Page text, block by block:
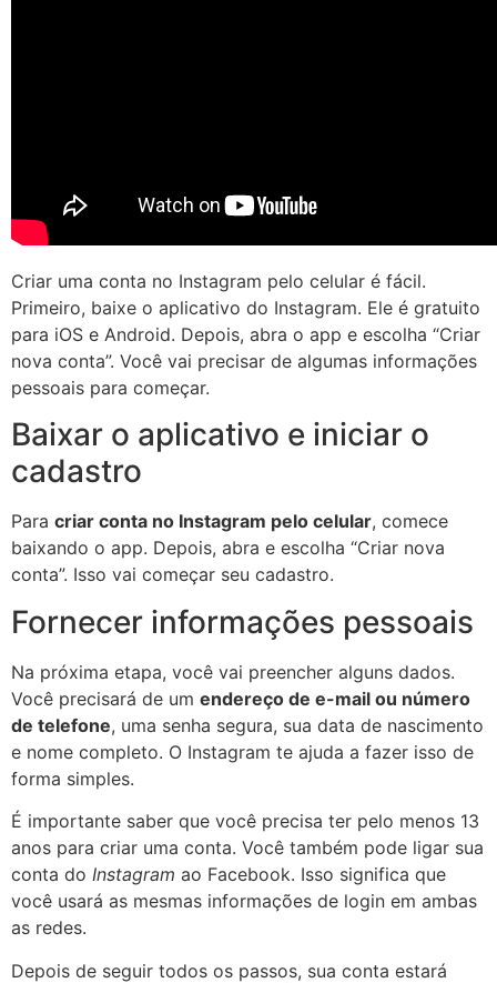
Criar uma conta no Instagram pelo celular é fácil.
Primeiro, baixe o aplicativo do Instagram. Ele é gratuito
para iOS e Android. Depois, abra o app e escolha “Criar
nova conta”. Você vai precisar de algumas informações
pessoais para começar.
Baixar o aplicativo e iniciar o
cadastro
Para criar conta no Instagram pelo celular, comece
baixando o app. Depois, abra e escolha “Criar nova
conta”. Isso vai começar seu cadastro.
Fornecer informações pessoais
Na próxima etapa, você vai preencher alguns dados.
Você precisará de um endereço de e-mail ou número
de telefone, uma senha segura, sua data de nascimento
e nome completo. O Instagram te ajuda a fazer isso de
forma simples.
É importante saber que você precisa ter pelo menos 13
anos para criar uma conta. Você também pode ligar sua
conta do Instagram ao Facebook. Isso significa que
você usará as mesmas informações de login em ambas
as redes.
Depois de seguir todos os passos, sua conta estará